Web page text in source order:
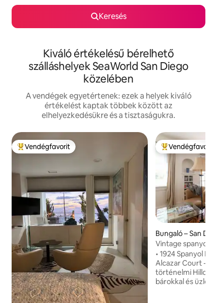
Keresés
Kiváló értékelésű bérelhető
szálláshelyek SeaWorld San Diego
közelében
A vendégek egyetértenek: ezek a helyek kiváló
értékelést kaptak többek között az
elhelyezkedésükre és a tisztaságukra.
Kiemelt vendégfavorit
Vendégfavorit Kiemelt
Vendégfavorit
Bungaló – San
Vintage spanyol
otthon – Balboa
• 1924 Spanyol
Alcazar Court - A
történelmi
bárokkal és üzletekkel • A